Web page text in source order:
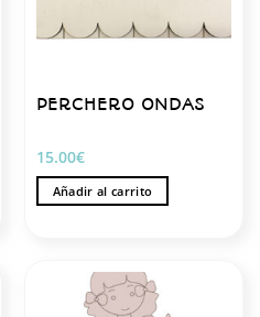
PERCHERO ONDAS
15.00€
Añadir al carrito